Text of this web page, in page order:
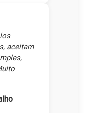
aceitam